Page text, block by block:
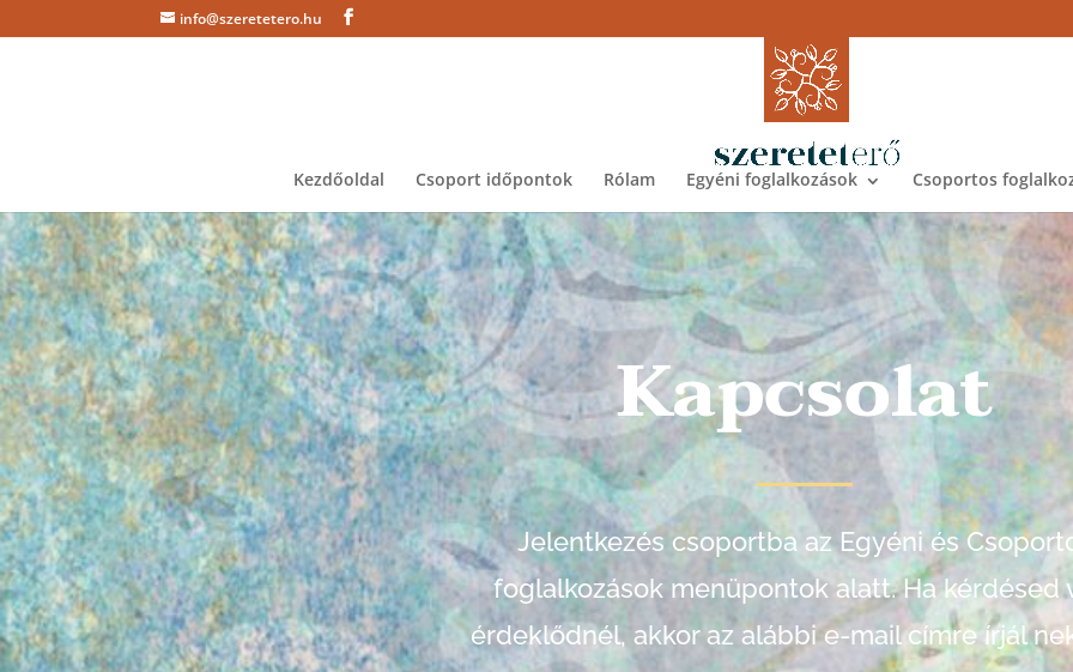
info@szeretetero.hu
Kezdőoldal Csoport időpontok Rólam Egyéni foglalkozások Csoportos
Kapcsolat
Jelentkezés csoportba az Egyéni és
foglalkozások menüpontok alatt. Ha kérdésed
érdeklődnél, akkor az alábbi e-mail címre írjál